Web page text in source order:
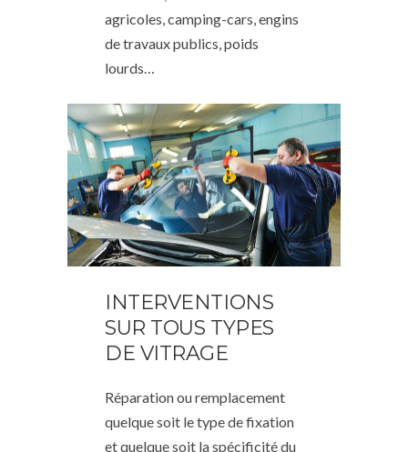
agricoles, camping-cars, engins
de travaux publics, poids
lourds…
INTERVENTIONS
SUR TOUS TYPES
DE VITRAGE
Réparation ou remplacement
quelque soit le type de fixation
et quelque soit la spécificité du